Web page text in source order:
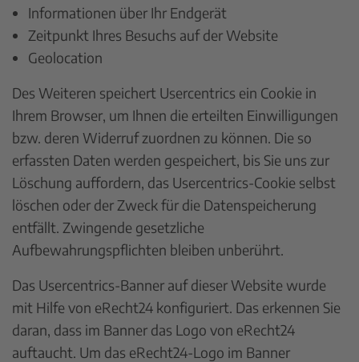
Informationen über Ihr Endgerät
Zeitpunkt Ihres Besuchs auf der Website
Geolocation
Des Weiteren speichert Usercentrics ein Cookie in
Ihrem Browser, um Ihnen die erteilten Einwilligungen
bzw. deren Widerruf zuordnen zu können. Die so
erfassten Daten werden gespeichert, bis Sie uns zur
Löschung auffordern, das Usercentrics-Cookie selbst
löschen oder der Zweck für die Datenspeicherung
entfällt. Zwingende gesetzliche
Aufbewahrungspflichten bleiben unberührt.
Das Usercentrics-Banner auf dieser Website wurde
mit Hilfe von eRecht24 konfiguriert. Das erkennen Sie
daran, dass im Banner das Logo von eRecht24
auftaucht. Um das eRecht24-Logo im Banner